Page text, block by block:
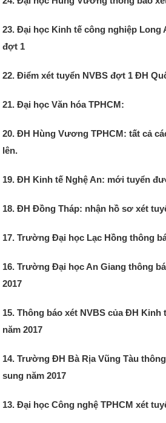
23. Đại học Kinh tế công nghiệp Long
đợt 1
22. Điểm xét tuyển NVBS đợt 1 ĐH
21. Đại học Văn hóa TPHCM:
20. ĐH Hùng Vương TPHCM: tất cả
lên.
19. ĐH Kinh tế Nghệ An: mới tuyển
18. ĐH Đồng Tháp: nhận hồ sơ xét
17. Trường Đại học Lạc Hồng thông
16. Trường Đại học An Giang thông
2017
15. Thông báo xét NVBS của ĐH Kinh
năm 2017
14. Trường ĐH Bà Rịa Vũng Tàu
sung năm 2017
13. Đại học Công nghệ TPHCM xét